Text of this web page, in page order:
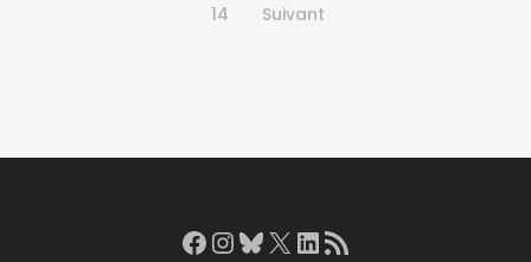
14 Suivant
Facebook
Instagram
Bluesky
X LinkedIn
RSS Feed